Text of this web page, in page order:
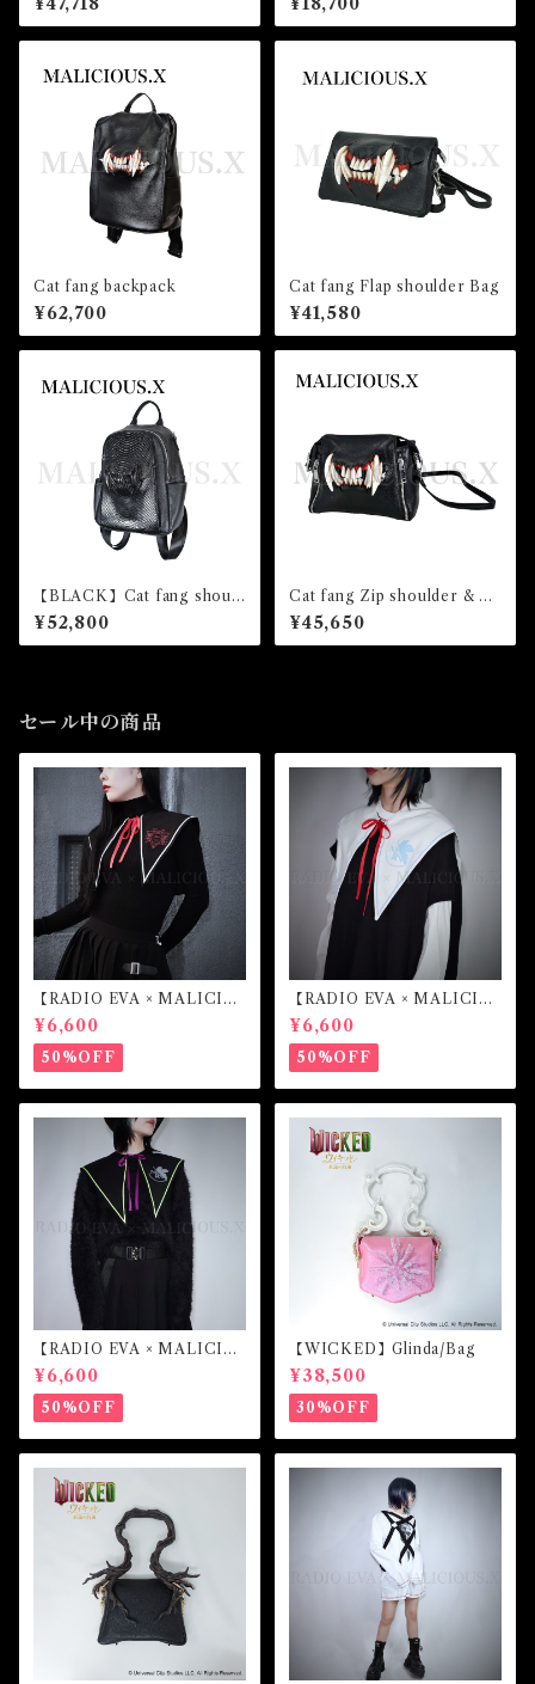
Cat fang backpack
¥62,700
Cat fang Flap shoulder Bag
¥41,580
【BLACK】Cat fang should
er & backpack（snake）
¥52,800
Cat fang Zip shoulder & Ha
nd Bag
¥45,650
セール中の商品
【RADIO EVA × MALICIO
US.X】Sailor collar （第4の
使徒）
¥6,600
50%OFF
【RADIO EVA × MALICIO
US.X】Sailor collar （綾波
レイ）
¥6,600
50%OFF
【RADIO EVA × MALICIO
US.X】Sailor collar （初号
機）
¥6,600
50%OFF
【WICKED】Glinda/Bag
¥38,500
30%OFF